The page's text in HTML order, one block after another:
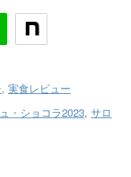
, 実食レビュー
・ショコラ2023, サロ